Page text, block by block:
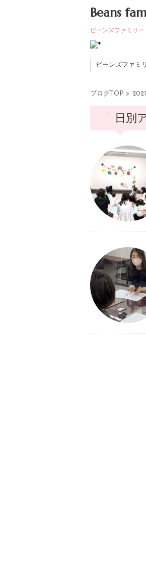
Beans
ビーンズファミリ
ビーンズファミ
ブログTOP >
「 日